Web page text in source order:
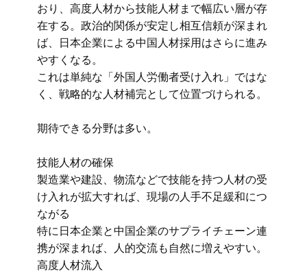
おり、高度人材から技能人材まで幅広い層が存
在する。政治的関係が安定し相互信頼が深まれ
ば、日本企業による中国人材採用はさらに進み
やすくなる。
これは単純な「外国人労働者受け入れ」ではな
く、戦略的な人材補完として位置づけられる。
期待できる分野は多い。
技能人材の確保
製造業や建設、物流などで技能を持つ人材の受
け入れが拡大すれば、現場の人手不足緩和につ
ながる
特に日本企業と中国企業のサプライチェーン連
携が深まれば、人的交流も自然に増えやすい。
高度人材流入